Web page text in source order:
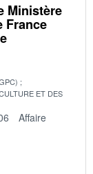
Ministère
France
ET DES
Affaire